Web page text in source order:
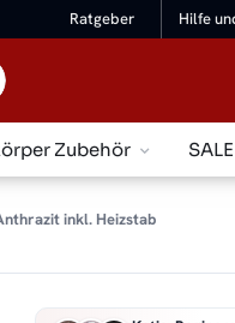
Ratgeber Hilfe
Zubehör SALE
inkl. Heizstab